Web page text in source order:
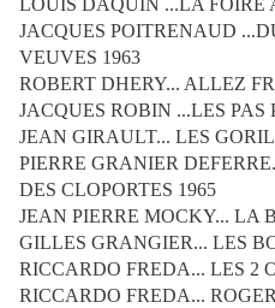
LOUIS DAQUIN ...LA FOIRE
JACQUES POITRENAUD
VEUVES 1963
ROBERT DHERY... ALLEZ
JACQUES ROBIN ...LES PAS
JEAN GIRAULT... LES
PIERRE GRANIER
DES CLOPORTES 1965
JEAN PIERRE MOCKY... LA
GILLES GRANGIER... LES
RICCARDO FREDA... LES 2
RICCARDO FREDA...